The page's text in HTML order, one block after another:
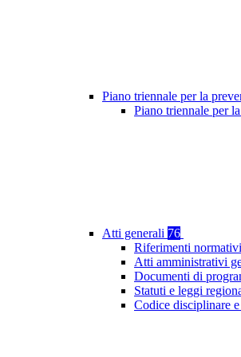
Piano triennale per la
Piano triennale per
Atti generali 76
Riferimenti
Atti amministrativi
Documenti di
Statuti e leggi
Codice disciplinare